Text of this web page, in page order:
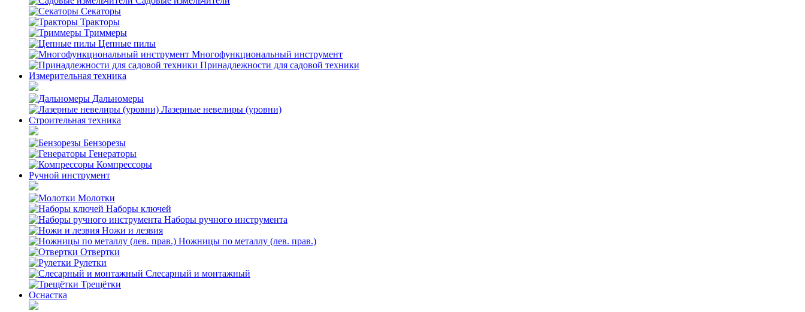
Секаторы
Тракторы
Триммеры
Цепные пилы
Многофункциональный инструмент
Принадлежности для садовой техники
Измерительная техника
Дальномеры
Лазерные невелиры (уровни)
Строительная техника
Бензорезы
Генераторы
Компрессоры
Ручной инструмент
Молотки
Наборы ключей
Наборы ручного инструмента
Ножи и лезвия
Ножницы по металлу (лев. прав.)
Отвертки
Рулетки
Слесарный и монтажный
Трещётки
Оснастка